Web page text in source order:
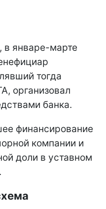
в январе-марте
тогда
организовал
банка.
финансирование
компании и
доли в уставном